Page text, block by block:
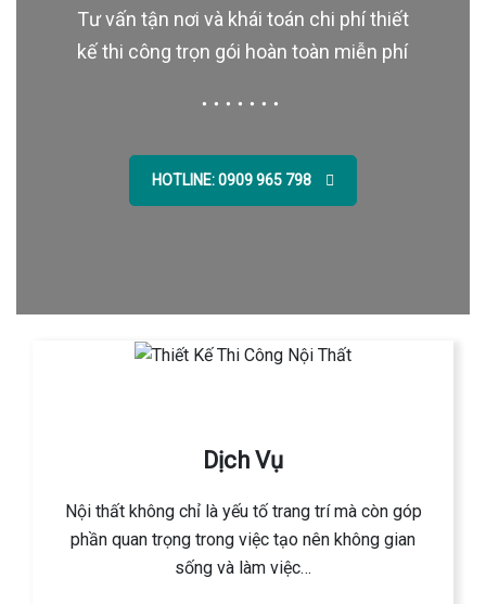
Tư vấn tận nơi và khái toán chi phí thiết
kế thi công trọn gói hoàn toàn miễn phí
HOTLINE: 0909 965 798
Dịch Vụ
Nội thất không chỉ là yếu tố trang trí mà còn góp
phần quan trọng trong việc tạo nên không gian
sống và làm việc…